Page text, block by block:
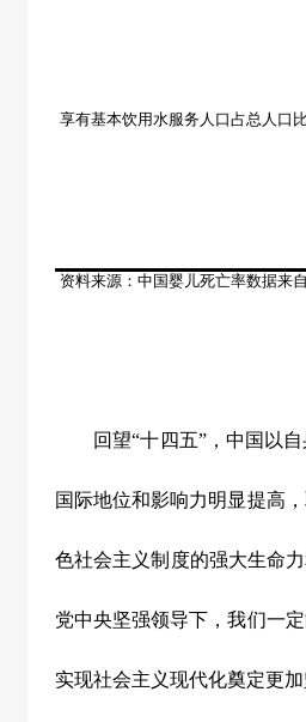
享有基本饮用水服务人口占总人口
资料来源：中国婴儿死亡率数据来
回望“十四五”，中国以
国际地位和影响力明显提高
色社会主义制度的强大生命
党中央坚强领导下，我们一
实现社会主义现代化奠定更